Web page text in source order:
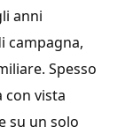
anni
campagna,
Spesso
vista
su un solo